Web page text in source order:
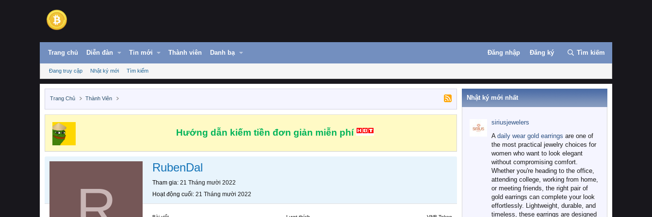
Trang chủ Diễn đàn Tin mới Thành viên Danh bạ Đăng nhập Đăng ký Tìm kiếm
Đang truy cập Nhật ký mới Tìm kiếm
Trang Chủ Thành Viên
Hướng dẫn kiếm tiền đơn giản miễn phí
RubenDal
Tham gia 21 Tháng mười 2022
Hoạt động cuối 21 Tháng mười 2022
Nhật ký mới nhất
siriusjewelers
A daily wear gold earrings are one of
the most practical jewelry choices for
women who want to look elegant
without compromising comfort.
Whether you're heading to the office,
attending college, working from home,
or meeting friends, the right pair of
gold earrings can complete your look
effortlessly. Lightweight, durable, and
timeless, these earrings are designed